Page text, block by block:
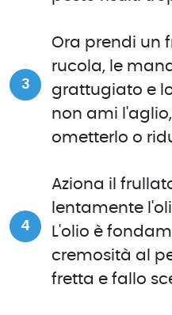
Ora prendi un
rucola, le
grattugiato e
non ami
ometterlo o
Aziona il
lentamente
L'olio è
cremosità al
fretta e fallo